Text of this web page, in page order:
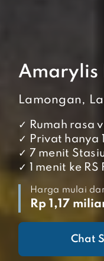
Amarylis
Lamongan,
✓ Rumah rasa
✓ Privat hanya
✓ 7 menit
✓ 1 menit ke RS
Harga mulai
Rp 1,17
Chat